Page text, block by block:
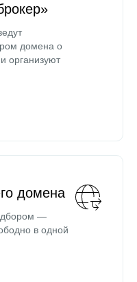
домена о
организуют
домена
—
в одной